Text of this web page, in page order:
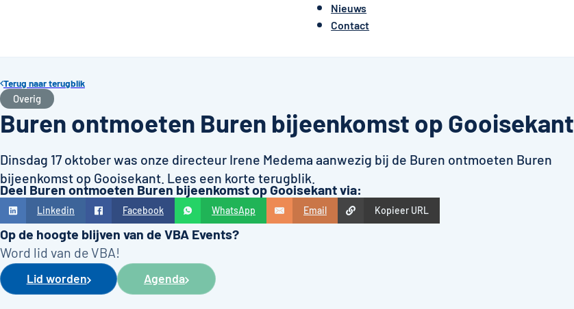
Nieuws
Contact
Terug naar terugblik
Overig
Buren ontmoeten Buren bijeenkomst op Gooisekant
Dinsdag 17 oktober was onze directeur Irene Medema aanwezig bij de Buren ontmoeten Buren
bijeenkomst op Gooisekant. Lees een korte terugblik.
Deel Buren ontmoeten Buren bijeenkomst op Gooisekant via:
Linkedin Facebook WhatsApp Email Kopieer URL
Op de hoogte blijven van de VBA Events?
Word lid van de VBA!
Lid worden Agenda